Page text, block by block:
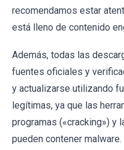
recomendamos estar
está lleno de contenido
Además, todas las
fuentes oficiales y
y actualizarse utilizando
legítimas, ya que las
programas («cracking») y
pueden contener malware.